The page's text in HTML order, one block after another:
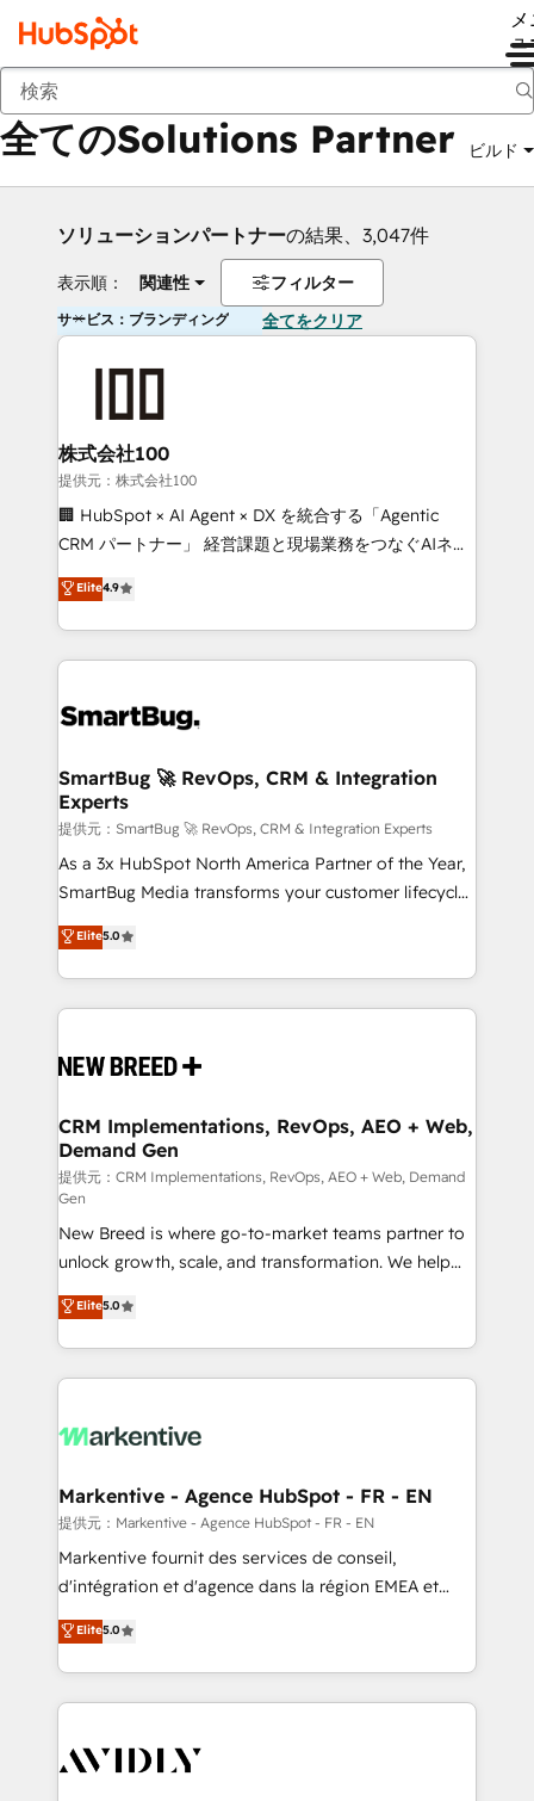
ュ
戻る
全てのSolutions Partner ビルド
ソリューションパートナーの結果、3,047件
表示順： 関連性 フィルター
サービス：ブランディング 全てをクリア
株式会社100
提供元：株式会社100
🏢 HubSpot × AI Agent × DX を統合する「Agentic
CRM パートナー」 経営課題と現場業務をつなぐAIネイ
ティブ・エージェンシーとして、HubSpot Eliteの実装
力で顧客フロント業務を再設計します。 💡 100inc は何
をする会社か？ HubSpotを共通基盤に、AIエージェン
トを組み込んだ顧客フロント業務（マーケティング・営
ィブ・エージェンシーです。事業部・グループ会社・部
を、CRMを軸とした全社共通基盤に再構築します。意
思決定者・PMO・現場担当者に並走します。 1️⃣
HubSpot導入・活用支援 顧客データの一元化から、
GTMの見える化・自動化まで。全Hub統合運用、デー
タ品質設計、グループ横断のCRM統合に対応します。
の一部をAIが自律実行する組織への移行を設計・実装。
Breeze・Claude等をHubSpotと連携させ、役割定義・
革を、構想から実装・定着までPMOとして主導。「設
の統合・浸透・変革管理を実行します。 ▸ CMS戦略設
計・構築：リード獲得・CVR・SEOを前提にした情報設
計・導線設計・テンプレート設計をContent Hubで一体
提供。 ▸ 既存CRM・MAからの移行支援：Salesforce・
Marketo・Pardot等からの移行、カスタム設計、履歴
データ移行と活用設計まで。 ▸ AEO対応：ChatGPT・
ンツとサイト構造を最適化。 🏆 なぜ100incを選ぶの
か？ ✓ HubSpot Eliteパートナー認定 ✓ HubSpotアワ
ード受賞・HUGリーダー ✓ ISO27001:2022 /
HubSpot大百科 出版 CRM・AI活用に関するご相談、現
せください。
Elite4.9
SmartBug 🚀 RevOps, CRM & Integration
Experts
提供元：SmartBug 🚀 RevOps, CRM & Integration Experts
As a 3x HubSpot North America Partner of the Year,
SmartBug Media transforms your customer lifecycle
into a revenue engine. Our unified ecosystem
includes specialized divisions Globalia (AI &
Software) and Point Success Media (Paid Media),
making this the official home for all three brands. 🔄
and system integrations powered by Globalia’s
trainers to drive platform adoption. 📈 Revenue
Generation - Full-funnel marketing and high-
performance advertising via Point Success Media. -
Expert deployment of Breeze AI and custom agents
to automate growth. 🏆 Elite Excellence - 8 platform
accreditations and deep HIPAA-compliance
expertise. - A team of 250+ experts dedicated to
your resilient growth.
Elite5.0
CRM Implementations, RevOps, AEO + Web,
Demand Gen
提供元：CRM Implementations, RevOps, AEO + Web, Demand
Gen
New Breed is where go-to-market teams partner to
unlock growth, scale, and transformation. We help
companies activate HubSpot’s AI-powered
customer platform and operationalize HubSpot’s
Loop Marketing framework through expert-led
services, smart agents, and purpose-built apps,
results, fast. ⚙️CRM & RevOps: Align all Hubs to your
🎯Demand Gen & ABM: Drive pipeline with inbound,
ABM, AEO, SEO, & paid media. 👩‍💻Web Design:
Build high-performing websites with UX, messaging,
& conversion strategy that drive results. 🤖AI
AI, & maximize AEO with tailored AI services. 🧩
Integrations: Extend HubSpot with custom
Elite5.0
Markentive - Agence HubSpot - FR - EN
提供元：Markentive - Agence HubSpot - FR - EN
Markentive fournit des services de conseil,
d'intégration et d'agence dans la région EMEA et
North America. Avec plus de 115 experts en
marketing automation, Growth, Revops, CRM et
webdesign. Markentive is both a consulting firm, a
digital agency and an integrator. With over 115
CRM and webdesign (We focus on EMEA - USA
Elite5.0